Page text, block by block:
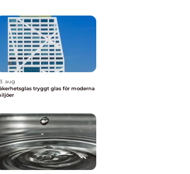
aug
tryggt glas för moderna